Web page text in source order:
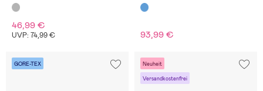
46,99 €
UVP: 74,99 €
Mid Sneaker, Blue
93,99 €
GORE-TEX Neuheit
Versandkostenfrei